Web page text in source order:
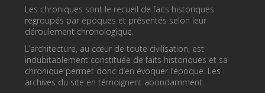
Les chroniques sont le recueil de faits historiques
regroupés par époques et présentés selon leur
déroulement chronologique.
L’architecture, au cœur de toute civilisation, est
indubitablement constituée de faits historiques et sa
chronique permet donc d’en évoquer l’époque. Les
archives du site en témoignent abondamment.